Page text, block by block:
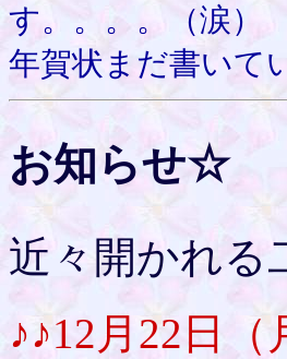
す。。。。（涙）
年賀状まだ書いて
お知らせ☆
近々開かれる
♪♪12月22日